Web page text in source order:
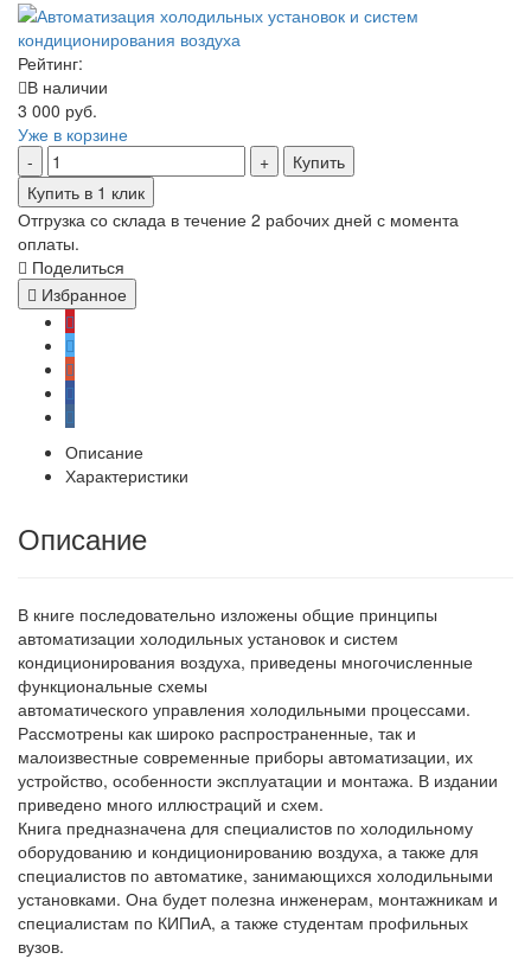
Рейтинг:
В наличии
3 000 руб.
Уже в корзине
Купить
Купить в 1 клик
Отгрузка со склада в течение 2 рабочих дней с момента
оплаты.
Поделиться
Избранное
Описание
Характеристики
Описание
В книге последовательно изложены общие принципы
автоматизации холодильных установок и систем
кондиционирования воздуха, приведены многочисленные
функциональные схемы
автоматического управления холодильными процессами.
Рассмотрены как широко распространенные, так и
малоизвестные современные приборы автоматизации, их
устройство, особенности эксплуатации и монтажа. В издании
приведено много иллюстраций и схем.
Книга предназначена для специалистов по холодильному
оборудованию и кондиционированию воздуха, а также для
специалистов по автоматике, занимающихся холодильными
установками. Она будет полезна инженерам, монтажникам и
специалистам по КИПиА, а также студентам профильных
вузов.